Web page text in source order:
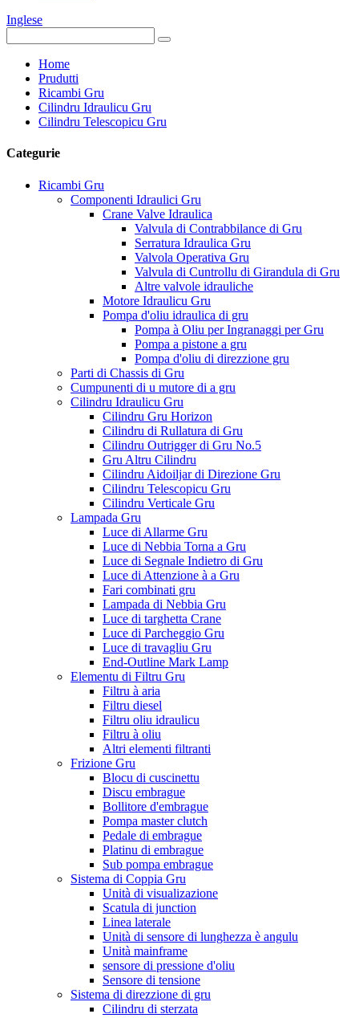
Inglese
Home
Prudutti
Ricambi Gru
Cilindru Idraulicu Gru
Cilindru Telescopicu Gru
Categurie
Ricambi Gru
Componenti Idraulici Gru
Crane Valve Idraulica
Valvula di Contrabbilance di Gru
Serratura Idraulica Gru
Valvola Operativa Gru
Valvula di Cuntrollu di Girandula di Gru
Altre valvole idrauliche
Motore Idraulicu Gru
Pompa d'oliu idraulica di gru
Pompa à Oliu per Ingranaggi per Gru
Pompa a pistone a gru
Pompa d'oliu di direzzione gru
Parti di Chassis di Gru
Cumpunenti di u mutore di a gru
Cilindru Idraulicu Gru
Cilindru Gru Horizon
Cilindru di Rullatura di Gru
Cilindru Outrigger di Gru No.5
Gru Altru Cilindru
Cilindru Aidoiljar di Direzione Gru
Cilindru Telescopicu Gru
Cilindru Verticale Gru
Lampada Gru
Luce di Allarme Gru
Luce di Nebbia Torna a Gru
Luce di Segnale Indietro di Gru
Luce di Attenzione à a Gru
Fari combinati gru
Lampada di Nebbia Gru
Luce di targhetta Crane
Luce di Parcheggio Gru
Luce di travagliu Gru
End-Outline Mark Lamp
Elementu di Filtru Gru
Filtru à aria
Filtru diesel
Filtru oliu idraulicu
Filtru à oliu
Altri elementi filtranti
Frizione Gru
Blocu di cuscinettu
Discu embrague
Bollitore d'embrague
Pompa master clutch
Pedale di embrague
Platinu di embrague
Sub pompa embrague
Sistema di Coppia Gru
Unità di visualizazione
Scatula di junction
Linea laterale
Unità di sensore di lunghezza è angulu
Unità mainframe
sensore di pressione d'oliu
Sensore di tensione
Sistema di direzzione di gru
Cilindru di sterzata